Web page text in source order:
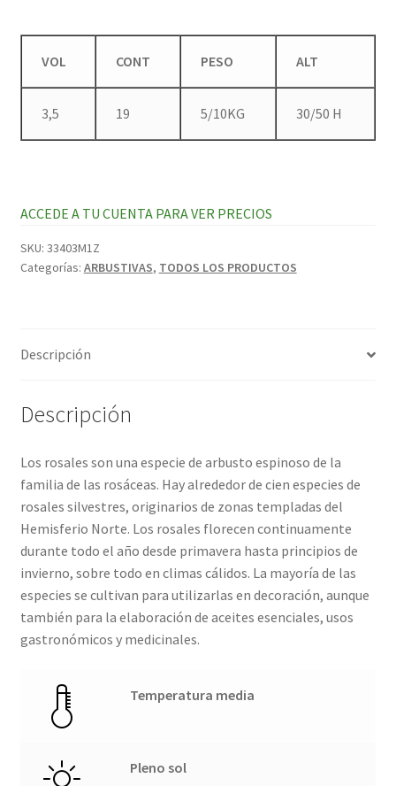
VOL CONT PESO ALT
3,5 19 5/10KG 30/50 H
ACCEDE A TU CUENTA PARA VER PRECIOS
SKU: 33403M1Z
Categorías: ARBUSTIVAS, TODOS LOS PRODUCTOS
Descripción
Descripción
Los rosales son una especie de arbusto espinoso de la
familia de las rosáceas. Hay alrededor de cien especies de
rosales silvestres, originarios de zonas templadas del
Hemisferio Norte. Los rosales florecen continuamente
durante todo el año desde primavera hasta principios de
invierno, sobre todo en climas cálidos. La mayoría de las
especies se cultivan para utilizarlas en decoración, aunque
también para la elaboración de aceites esenciales, usos
gastronómicos y medicinales.
Temperatura media
Pleno sol